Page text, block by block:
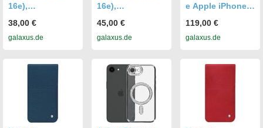
16e),
Hülle, Weiss
38,00 €
galaxus.de
16e),
Hülle, Gelb
45,00 €
galaxus.de
e Apple iPhone
iPhone 16e),
Smartphone
119,00 €
galaxus.de